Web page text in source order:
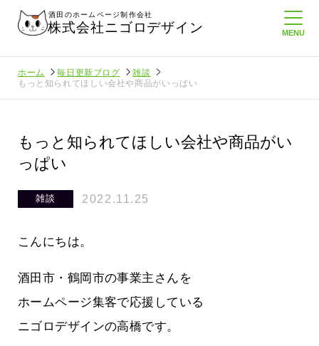
酒田のホームページ制作会社
株式会社ニゴロデザイン
ホーム 毎日更新ブログ
雑談
もっと知られてほしい会社や商品がいっぱい
もっと知られてほしい会社や商品がい
っぱい
雑談 2022.11.25
こんにちは。
酒田市・鶴岡市の事業主さんを
ホームページ集客で応援している
ニゴロデザインの高橋です。
ること
悲しい現実…実はそれなりにホームペ
ージは解約されているのです
2026.07.31